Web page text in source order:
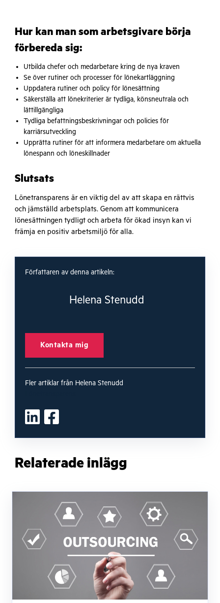
Hur kan man som arbetsgivare börja
förbereda sig:
Utbilda chefer och medarbetare kring de nya kraven
Se över rutiner och processer för lönekartläggning
Uppdatera rutiner och policy för lönesättning
Säkerställa att lönekriterier är tydliga, könsneutrala och
lättillgängliga
Tydliga befattningsbeskrivningar och policies för
karriärsutveckling
Upprätta rutiner för att informera medarbetare om aktuella
lönespann och löneskillnader
Slutsats
Lönetransparens är en viktig del av att skapa en rättvis
och jämställd arbetsplats. Genom att kommunicera
lönesättningen tydligt och arbeta för ökad insyn kan vi
främja en positiv arbetsmiljö för alla.
Författaren av denna artikeln:
Helena Stenudd
Kontakta mig
Fler artiklar från Helena Stenudd
Relaterade inlägg